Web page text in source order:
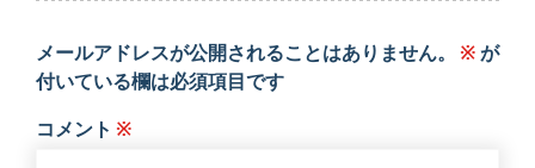
メールアドレスが公開されることはありません。 ※ が
付いている欄は必須項目です
コメント ※